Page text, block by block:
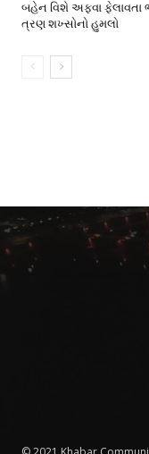
બહેન વિશે અફવા ફેલાવતા
ત્રણ શખ્સોનો હુમલો